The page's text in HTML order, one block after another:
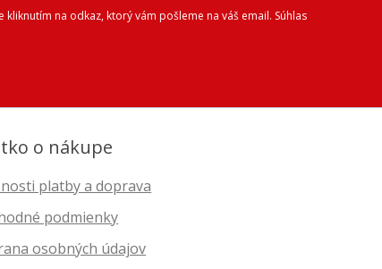
na odkaz, ktorý vám pošleme na váš email. Súhlas
o nákupe
platby a doprava
podmienky
osobných údajov